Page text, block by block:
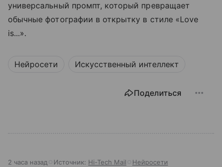
универсальный промпт, который превращает
обычные фотографии в открытку в стиле «Love
is...».
Нейросети Искусственный интеллект
Поделиться
2 часа назад Источник: Hi-Tech Mail Нейросети